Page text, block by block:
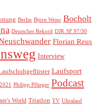
Berlin Björn Weier Bocholt
Deutscher Rekord DJK SF 97/30
Florian Reus
Interview
Laufsport
Philipp Pflieger Podcast
World Triatlon TV Ultralauf